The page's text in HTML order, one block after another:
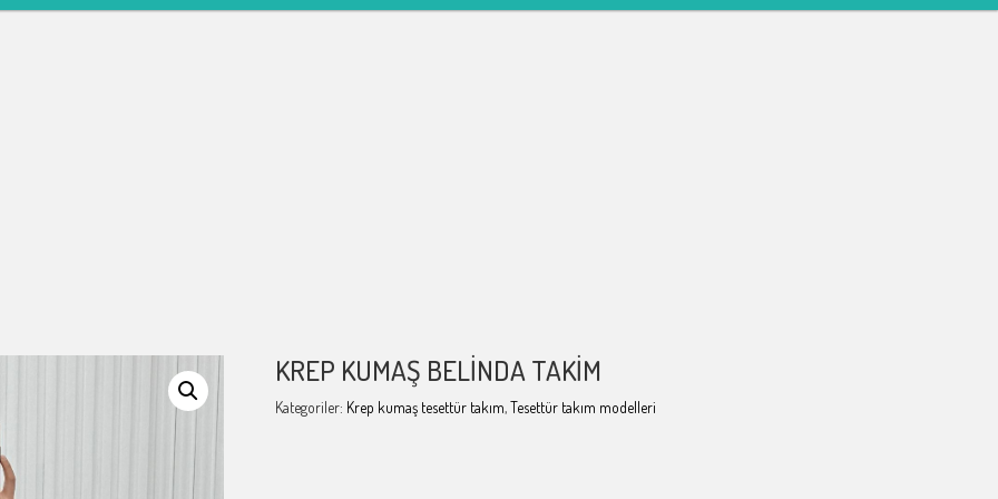
KREP KUMAŞ BELINDA TAKIM
Kategoriler: Krep kumaş tesettür takım,Tesettür takım modelleri